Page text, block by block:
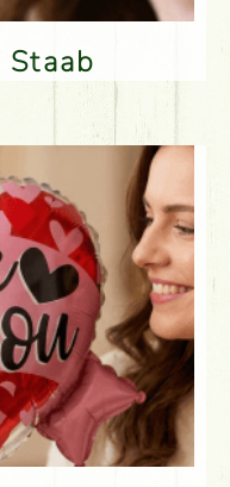
Staab